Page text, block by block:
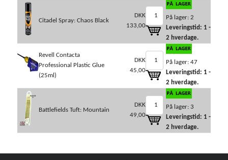
Citadel Spray: Chaos Black
DKK
133,00
På lager: 2
Leveringstid: 1 -
2 hverdage.
Revell Contacta
Professional Plastic Glue
(25ml)
DKK
45,00
På lager: 47
Leveringstid: 1 -
2 hverdage.
Battlefields Tuft: Mountain
DKK
49,00
På lager: 3
Leveringstid: 1 -
2 hverdage.